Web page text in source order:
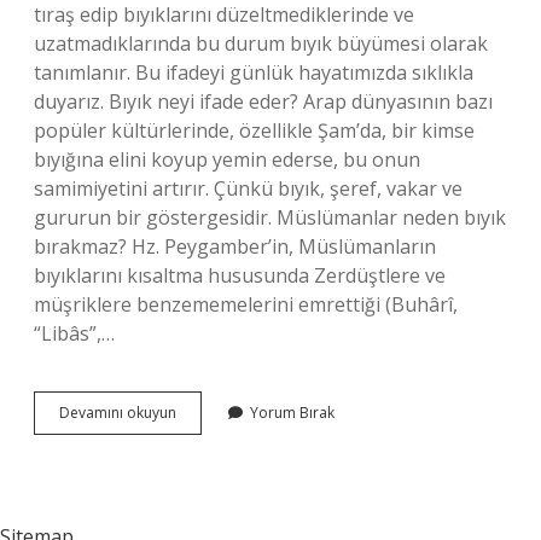
tıraş edip bıyıklarını düzeltmediklerinde ve
uzatmadıklarında bu durum bıyık büyümesi olarak
tanımlanır. Bu ifadeyi günlük hayatımızda sıklıkla
duyarız. Bıyık neyi ifade eder? Arap dünyasının bazı
popüler kültürlerinde, özellikle Şam’da, bir kimse
bıyığına elini koyup yemin ederse, bu onun
samimiyetini artırır. Çünkü bıyık, şeref, vakar ve
gururun bir göstergesidir. Müslümanlar neden bıyık
bırakmaz? Hz. Peygamber’in, Müslümanların
bıyıklarını kısaltma hususunda Zerdüştlere ve
müşriklere benzememelerini emrettiği (Buhârî,
“Libâs”,…
Devamını okuyun
Neden
Yorum Bırak